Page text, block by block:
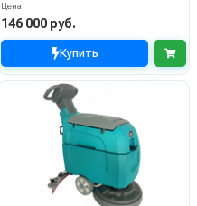
Цена
146 000 руб.
Купить